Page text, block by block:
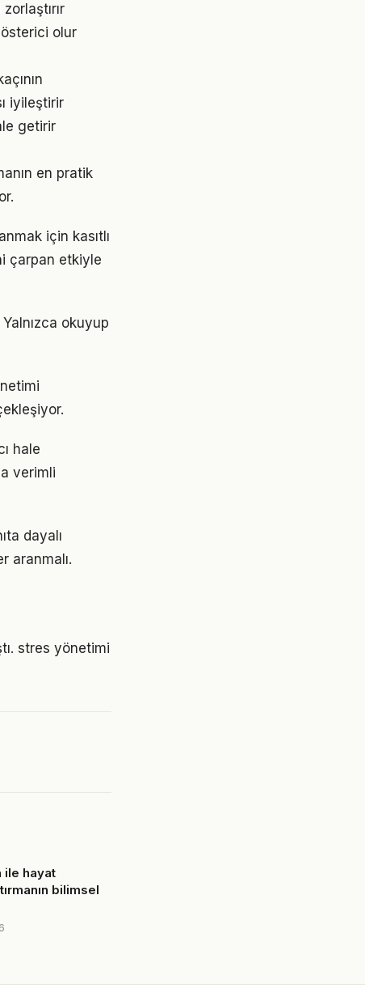
olur
iyileştirir
getirir
en pratik
için kasıtlı
çarpan etkiyle
okuyup
hale
verimli
dayalı
aranmalı.
stres yönetimi
ile hayat
bilimsel